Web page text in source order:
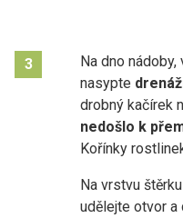
3
Na dno
nasypte
drobný kačírek
nedošlo k
Kořínky
Na vrstvu
udělejte otvor a